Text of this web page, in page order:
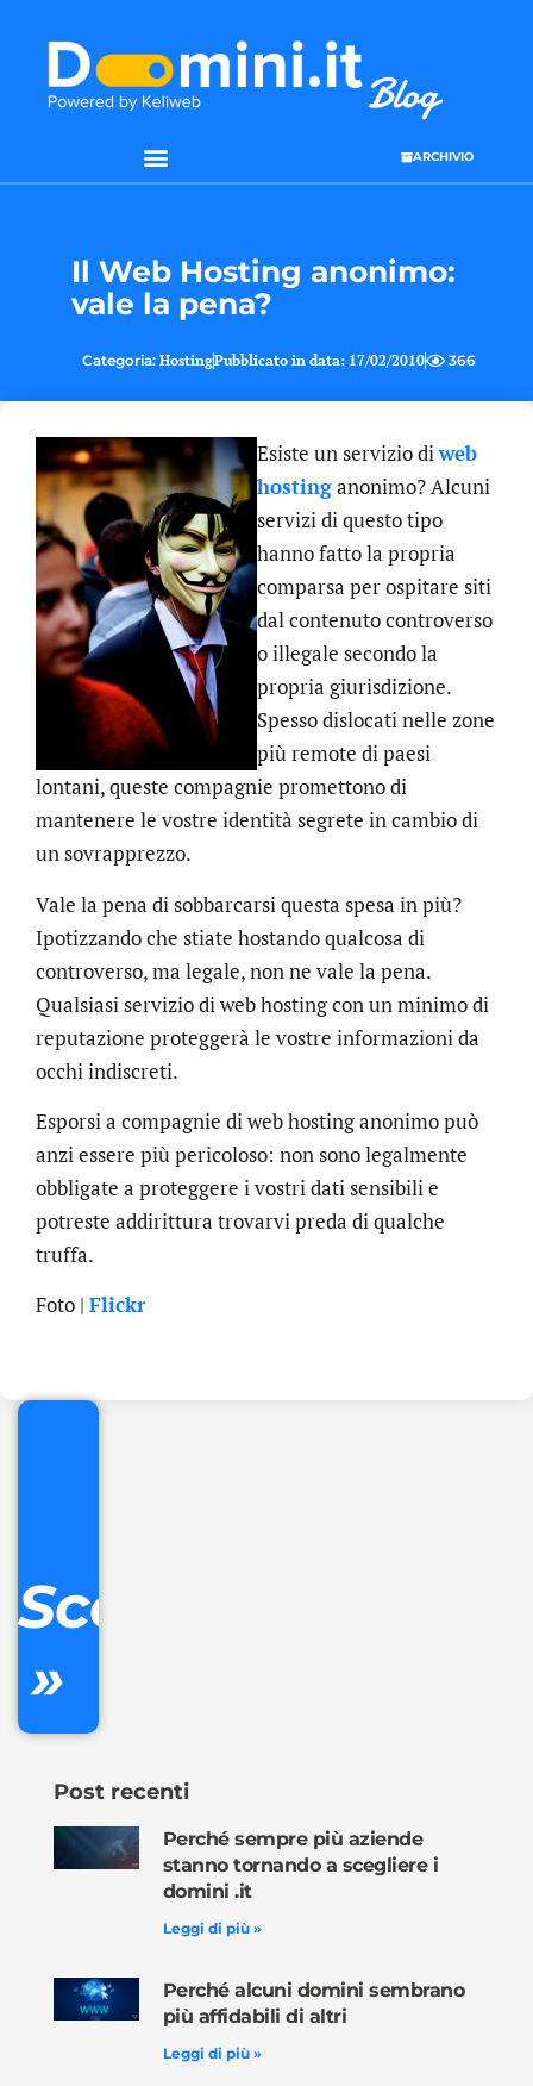
ARCHIVIO
Il Web Hosting anonimo:
vale la pena?
Categoria: HostingPubblicato in data: 17/02/2010 366
Esiste un servizio diweb
hostinganonimo? Alcuni
servizi di questo tipo
hanno fatto la propria
comparsa per ospitare siti
dal contenuto controverso
o illegale secondo la
propria giurisdizione.
Spesso dislocati nelle zone
più remote di paesi
lontani, queste compagnie promettono di
mantenere le vostre identità segrete in cambio di
un sovrapprezzo.
Vale la pena di sobbarcarsi questa spesa in più?
Ipotizzando che stiate hostando qualcosa di
controverso, ma legale, non ne vale la pena.
Qualsiasi servizio di web hosting con un minimo di
reputazione proteggerà le vostre informazioni da
occhi indiscreti.
Esporsi a compagnie di web hosting anonimo può
anzi essere più pericoloso: non sono legalmente
obbligate a proteggere i vostri dati sensibili e
potreste addirittura trovarvi preda di qualche
truffa.
Foto | Flickr
Scopri
»
.online
Post recenti
Perché sempre più aziende
stanno tornando a scegliere i
domini .it
Leggi di più »
Perché alcuni domini sembrano
più affidabili di altri
Leggi di più »